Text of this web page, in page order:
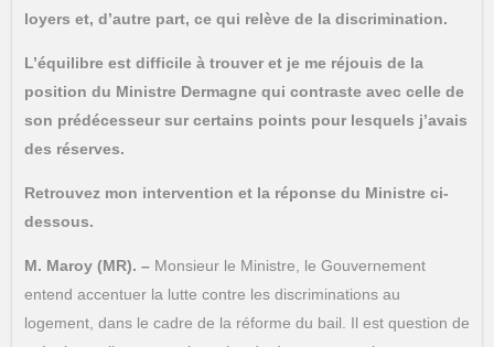
loyers et, d’autre part, ce qui relève de la discrimination.
L’équilibre est difficile à trouver et je me réjouis de la
position du Ministre Dermagne qui contraste avec celle de
son prédécesseur sur certains points pour lesquels j’avais
des réserves.
Retrouvez mon intervention et la réponse du Ministre ci-
dessous.
M. Maroy (MR). –Monsieur le Ministre, le Gouvernement
entend accentuer la lutte contre les discriminations au
logement, dans le cadre de la réforme du bail. Il est question de